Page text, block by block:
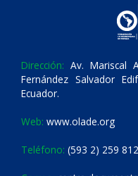
Dirección: Av. Mariscal
Fernández Salvador
Ecuador.
Web: www.olade.org
Teléfono: (593 2) 259